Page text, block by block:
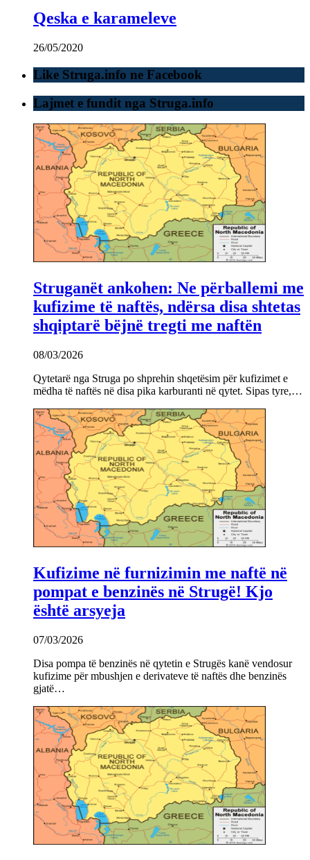
Qeska e karameleve
26/05/2020
Like Struga.info ne Facebook
Lajmet e fundit nga Struga.info
Struganët ankohen: Ne përballemi me
kufizime të naftës, ndërsa disa shtetas
shqiptarë bëjnë tregti me naftën
08/03/2026
Qytetarë nga Struga po shprehin shqetësim për kufizimet e
mëdha të naftës në disa pika karburanti në qytet. Sipas tyre,…
Kufizime në furnizimin me naftë në
pompat e benzinës në Strugë! Kjo
është arsyeja
07/03/2026
Disa pompa të benzinës në qytetin e Strugës kanë vendosur
kufizime për mbushjen e derivateve të naftës dhe benzinës
gjatë…